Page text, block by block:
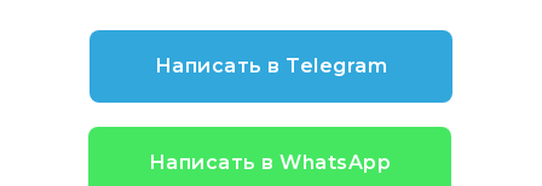
Написать в WhatsApp
Написать в Telegram